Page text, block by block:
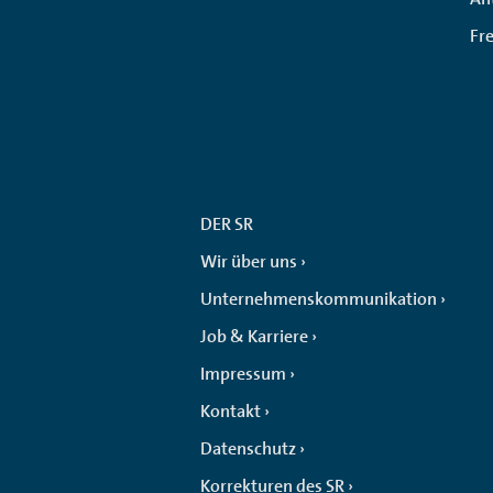
DER SR
Wir über uns
Unternehmenskommunikation
Job & Karriere
Impressum
Kontakt
Datenschutz
Korrekturen des SR